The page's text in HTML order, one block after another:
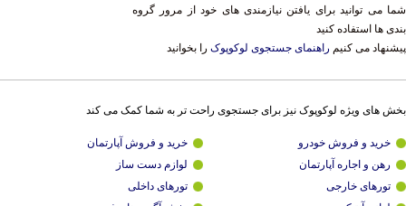
شما می توانید برای یافتن نیازمندی های خود از مرور گروه
بندی ها استفاده کنید
پیشنهاد می کنیم راهنمای جستجوی لوکوپوک را بخوانید
بخش های ویژه لوکوپوک نیز برای جستجوی راحت تر به شما کمک می کند
خرید و فروش خودرو
خرید و فروش آپارتمان
رهن و اجاره آپارتمان
لوازم دست ساز
تورهای خارجی
تورهای داخلی